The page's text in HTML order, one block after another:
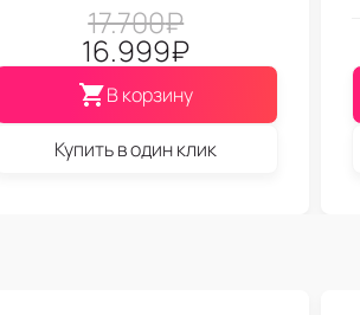
17.700₽
16.999₽
В корзину
Купить в один клик